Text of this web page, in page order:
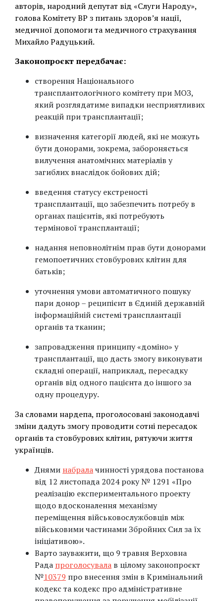
авторів, народний депутат від «Слуги Народу»,
голова Комітету ВР з питань здоров’я нації,
медичної допомоги та медичного страхування
Михайло Радуцький.
Законопроєкт передбачає:
створення Національного
трансплантологічного комітету при МОЗ,
який розглядатиме випадки несприятливих
реакцій при трансплантації;
визначення категорії людей, які не можуть
бути донорами, зокрема, забороняється
вилучення анатомічних матеріалів у
загиблих внаслідок бойових дій;
введення статусу екстреності
трансплантації, що забезпечить потребу в
органах пацієнтів, які потребують
термінової трансплантації;
надання неповнолітнім прав бути донорами
гемопоетичних стовбурових клітин для
батьків;
уточнення умови автоматичного пошуку
пари донор – реципієнт в Єдиній державній
інформаційній системі трансплантації
органів та тканин;
запровадження принципу «доміно» у
трансплантації, що дасть змогу виконувати
складні операції, наприклад, пересадку
органів від одного пацієнта до іншого за
одну процедуру.
За словами нардепа, проголосовані законодавчі
зміни дадуть змогу проводити сотні пересадок
органів та стовбурових клітин, рятуючи життя
українців.
Днями набралачинності урядова постанова
від 12 листопада 2024 року № 1291 «Про
реалізацію експериментального проекту
щодо вдосконалення механізму
переміщення військовослужбовців між
військовими частинами Збройних Сил за їх
ініціативою».
Варто зауважити, що 9 травня Верховна
Рада проголосувала в цілому законопроєкт
№10379 про внесення змін в Кримінальний
кодекс та кодекс про адміністративне